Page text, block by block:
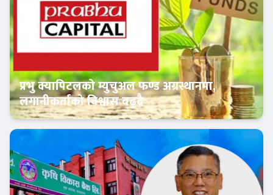
Banner News
प्रभु क्यापिटलको म्युचुअल फण्ड अग्रस्थानमा,
लगानीकर्ताको विश्वास बढ्दै